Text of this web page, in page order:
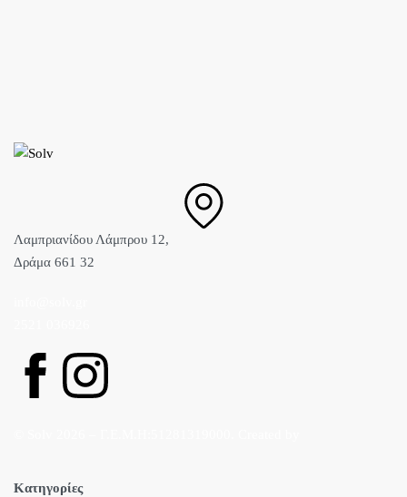
Λαμπριανίδου Λάμπρου 12,
Δράμα 661 32
Κατηγορίες